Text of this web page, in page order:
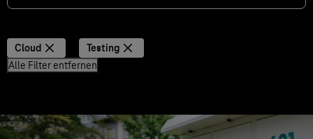
Cloud
Testing
Alle Filter entfernen